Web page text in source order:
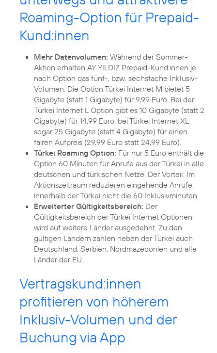
Roaming-Option für Prepaid-
Kund:innen
Mehr Datenvolumen: Während der Sommer-
Aktion erhalten AY YILDIZ Prepaid-Kund:innen je
nach Option das fünf-, bzw. sechsfache Inklusiv-
Volumen. Die Option Türkei Internet M bietet 5
Gigabyte (statt 1 Gigabyte) für 9,99 Euro. Bei der
Türkei Internet L Option gibt es 10 Gigabyte (statt 2
Gigabyte) für 14,99 Euro, bei Türkei Internet XL
sogar 25 Gigabyte (statt 4 Gigabyte) für einen
fairen Aufpreis (29,99 Euro statt 24,99 Euro).
Türkei Roaming Option: Für nur 5 Euro enthält die
Option 60 Minuten für Anrufe aus der Türkei in alle
deutschen und türkischen Netze. Der Vorteil: Im
Aktionszeitraum reduzieren eingehende Anrufe
innerhalb der Türkei nicht die 60 Inklusivminuten.
Erweiterter Gültigkeitsbereich: Der
Gültigkeitsbereich der Türkei Internet Optionen
wird auf weitere Länder ausgedehnt. Zu den
gültigen Ländern zählen neben der Türkei auch
Deutschland, Serbien, Nordmazedonien und alle
Länder der EU.
Vertragskund:innen
profitieren von höherem
Inklusiv-Volumen und der
Buchung via App